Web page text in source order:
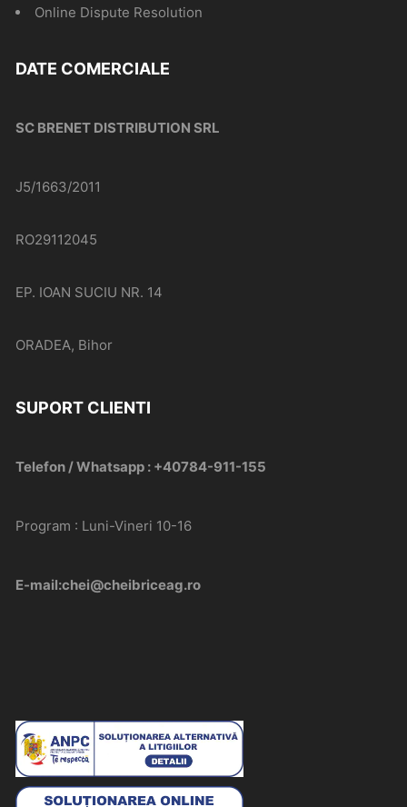
Online Dispute Resolution
DATE COMERCIALE
SC BRENET DISTRIBUTION SRL
J5/1663/2011
RO29112045
EP. IOAN SUCIU NR. 14
ORADEA, Bihor
SUPORT CLIENTI
Telefon / Whatsapp : +40784-911-155
Program : Luni-Vineri 10-16
E-mail:chei@cheibriceag.ro